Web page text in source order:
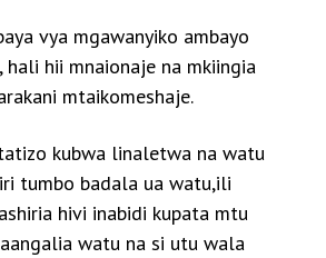
vya mgawanyiko ambayo
hali hii mnaionaje na mkiingia
mtaikomeshaje.
kubwa linaletwa na watu
tumbo badala ua watu,ili
hivi inabidi kupata mtu
watu na si utu wala